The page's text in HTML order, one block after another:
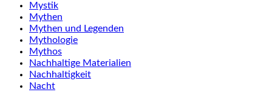
Mystik
Mythen
Mythen und Legenden
Mythologie
Mythos
Nachhaltige Materialien
Nachhaltigkeit
Nacht